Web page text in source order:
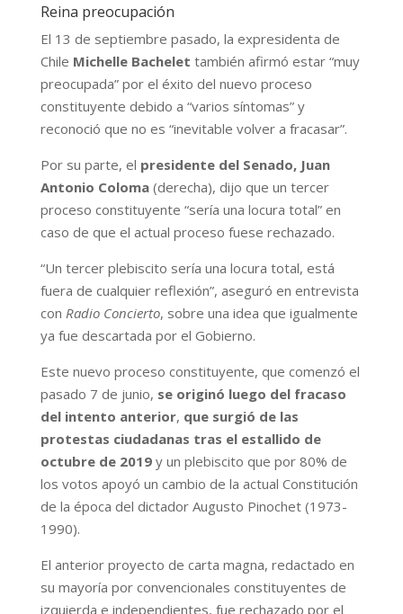
Reina preocupación
El 13 de septiembre pasado, la expresidenta de
Chile Michelle Bachelet también afirmó estar “muy
preocupada” por el éxito del nuevo proceso
constituyente debido a “varios síntomas” y
reconoció que no es “inevitable volver a fracasar”.
Por su parte, el presidente del Senado, Juan
Antonio Coloma (derecha), dijo que un tercer
proceso constituyente “sería una locura total” en
caso de que el actual proceso fuese rechazado.
“Un tercer plebiscito sería una locura total, está
fuera de cualquier reflexión”, aseguró en entrevista
con Radio Concierto, sobre una idea que igualmente
ya fue descartada por el Gobierno.
Este nuevo proceso constituyente, que comenzó el
pasado 7 de junio, se originó luego del fracaso
del intento anterior, que surgió de las
protestas ciudadanas tras el estallido de
octubre de 2019y un plebiscito que por 80% de
los votos apoyó un cambio de la actual Constitución
de la época del dictador Augusto Pinochet (1973-
1990).
El anterior proyecto de carta magna, redactado en
su mayoría por convencionales constituyentes de
izquierda e independientes, fue rechazado por el